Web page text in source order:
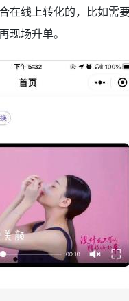
在线上转化的，比如需
现场升单。